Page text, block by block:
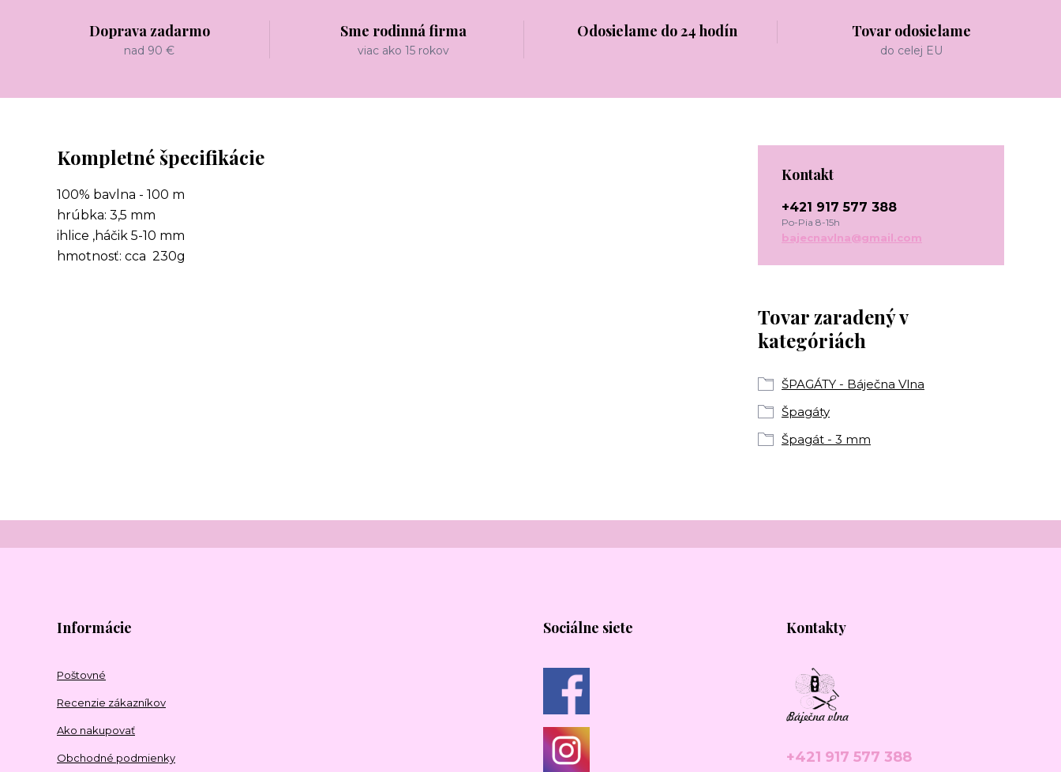
Doprava zadarmo
nad 90 €
Sme rodinná firma
viac ako 15 rokov
Odosielame do 24 hodín Tovar odosielame
do celej EU
Kompletné špecifikácie
100% bavlna - 100 m
hrúbka: 3,5 mm
ihlice ,háčik 5-10 mm
hmotnosť: cca 230g
Tovar zaradený v
kategóriách
ŠPAGÁTY - Báječna Vlna
Špagáty
Špagát - 3 mm
Kontakt
+421 917 577 388
Po-Pia 8-15h
bajecnavlna@gmail.com
Informácie
Poštovné
Recenzie zákazníkov
Ako nakupovať
Obchodné podmienky
Sociálne siete Kontakty
+421 917 577 388